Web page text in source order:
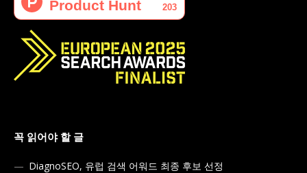
꼭 읽어야 할 글
DiagnoSEO, 유럽 검색 어워드 최종 후보 선정